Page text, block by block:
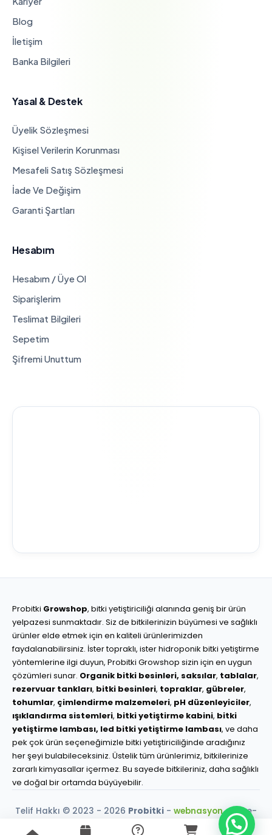
Blog
İletişim
Banka Bilgileri
Yasal & Destek
Üyelik Sözleşmesi
Kişisel Verilerin Korunması
Mesafeli Satış Sözleşmesi
İade Ve Değişim
Garanti Şartları
Hesabım
Hesabım / Üye Ol
Siparişlerim
Teslimat Bilgileri
Sepetim
Şifremi Unuttum
Probitki Growshop, bitki yetiştiriciliği alanında geniş bir ürün
yelpazesi sunmaktadır. Siz de bitkilerinizin büyümesi ve sağlıklı
ürünler elde etmek için en kaliteli ürünlerimizden
faydalanabilirsiniz. İster topraklı, ister hidroponik bitki yetiştirme
yöntemlerine ilgi duyun, Probitki Growshop sizin için en uygun
çözümleri sunar. Organik bitki besinleri, saksılar, tablalar,
rezervuar tankları, bitki besinleri, topraklar, gübreler,
tohumlar, çimlendirme malzemeleri, pH düzenleyiciler,
ışıklandırma sistemleri, bitki yetiştirme kabini, bitki
yetiştirme lambası, led bitki yetiştirme lambası, ve daha
pek çok ürün seçeneğimizle bitki yetiştiriciliğinde aradığınız
her şeyi bulabileceksiniz. Üstelik tüm ürünlerimiz, bitkilerinize
zararlı kimyasallar içermez. Bu sayede bitkileriniz, daha sağlıklı
ve doğal bir ortamda büyüyebilir.
Telif Hakkı © 2023 - 2026 Probitki - webnasyon.come-
ticaret çözümleri.